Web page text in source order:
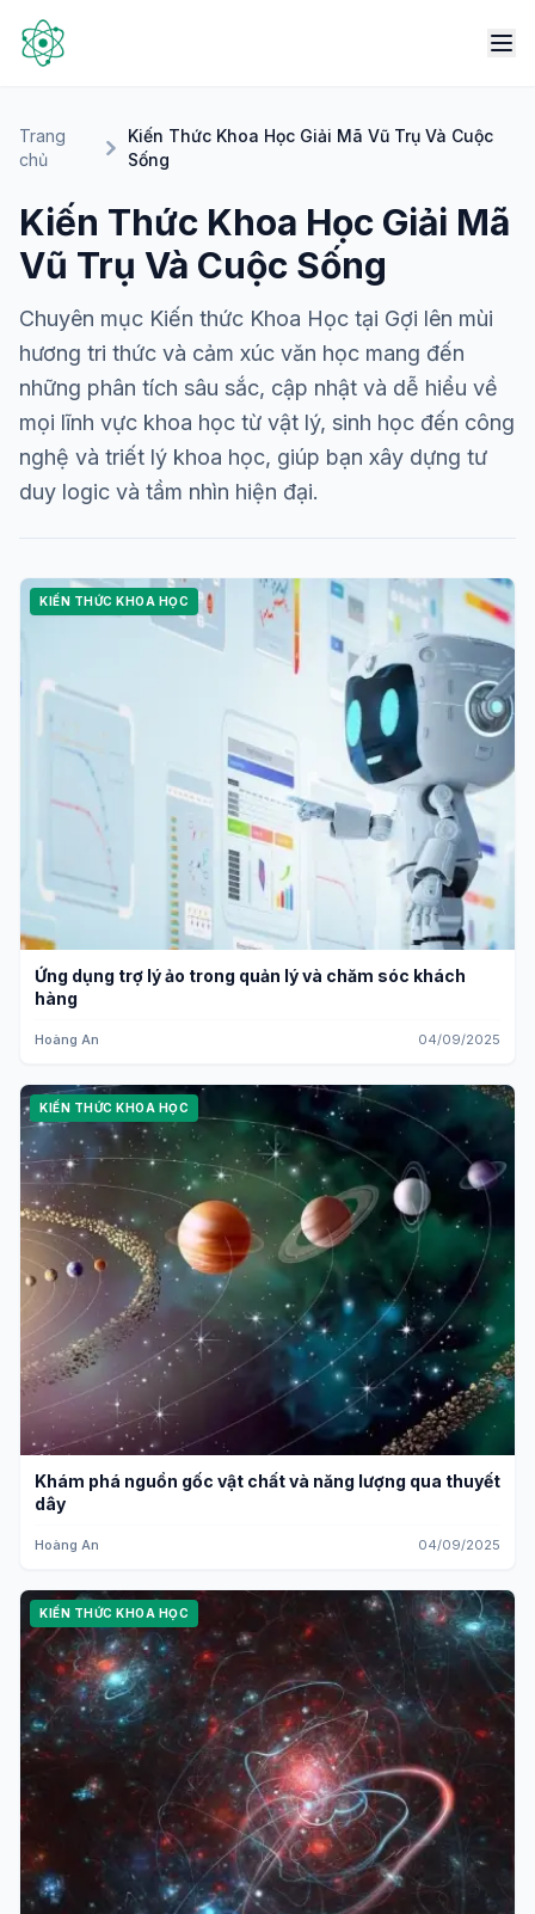
Trang
chủ
Kiến Thức Khoa Học Giải Mã Vũ Trụ Và Cuộc
Sống
Kiến Thức Khoa Học Giải Mã
Vũ Trụ Và Cuộc Sống
Chuyên mục Kiến thức Khoa Học tại Gợi lên mùi
hương tri thức và cảm xúc văn học mang đến
những phân tích sâu sắc, cập nhật và dễ hiểu về
mọi lĩnh vực khoa học từ vật lý, sinh học đến công
nghệ và triết lý khoa học, giúp bạn xây dựng tư
duy logic và tầm nhìn hiện đại.
KIẾN THỨC KHOA HỌC
Ứng dụng trợ lý ảo trong quản lý và chăm sóc khách
hàng
Hoàng An 04/09/2025
KIẾN THỨC KHOA HỌC
Khám phá nguồn gốc vật chất và năng lượng qua thuyết
dây
Hoàng An 04/09/2025
KIẾN THỨC KHOA HỌC